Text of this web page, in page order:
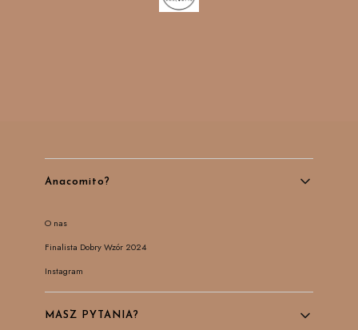
Linki w stopce
Anacomito?
O nas
Finalista Dobry Wzór 2024
Instagram
MASZ PYTANIA?